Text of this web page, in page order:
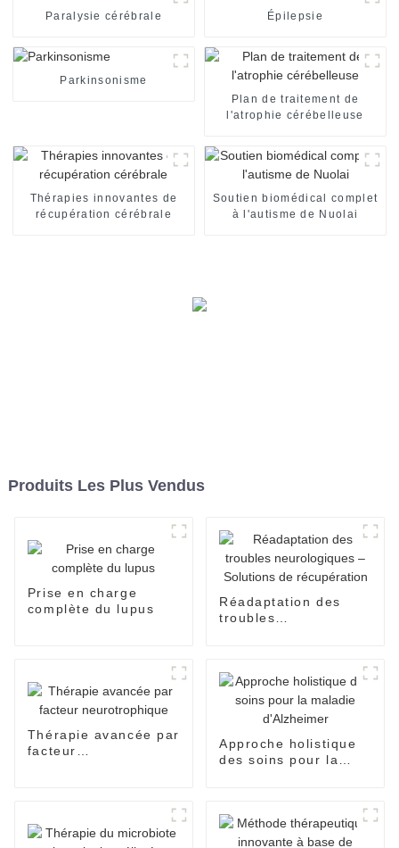
Paralysie cérébrale Épilepsie
Parkinsonisme
Plan de traitement de
l'atrophie cérébelleuse
Thérapies innovantes de
récupération cérébrale
Soutien biomédical complet
à l'autisme de Nuolai
Produits Les Plus Vendus
Prise en charge
complète du lupus
Réadaptation des
troubles
Thérapie avancée par
facteur
Approche holistique
des soins pour la